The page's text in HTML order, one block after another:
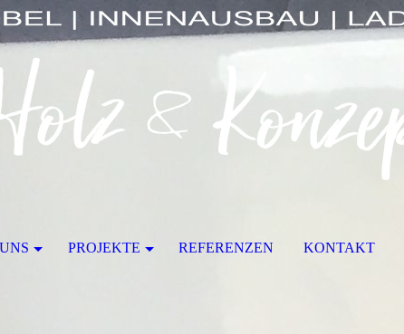
PROJEKTE REFERENZEN KONTAKT